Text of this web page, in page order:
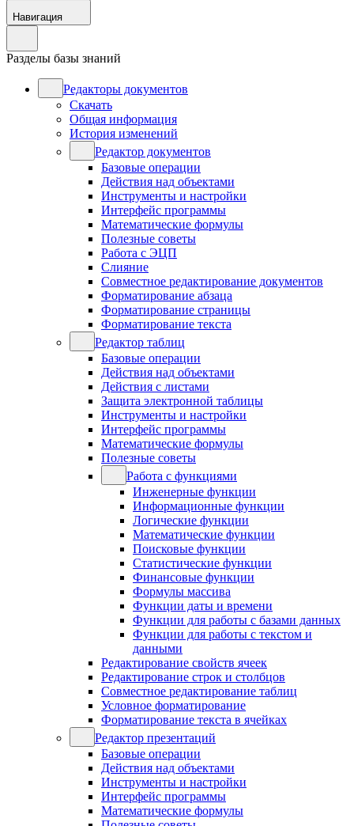
Навигация
Разделы базы знаний
Редакторы документов
Скачать
Общая информация
История изменений
Редактор документов
Базовые операции
Действия над объектами
Инструменты и настройки
Интерфейс программы
Математические формулы
Полезные советы
Работа с ЭЦП
Слияние
Совместное редактирование документов
Форматирование абзаца
Форматирование страницы
Форматирование текста
Редактор таблиц
Базовые операции
Действия над объектами
Действия с листами
Защита электронной таблицы
Инструменты и настройки
Интерфейс программы
Математические формулы
Полезные советы
Работа с функциями
Инженерные функции
Информационные функции
Логические функции
Математические функции
Поисковые функции
Статистические функции
Финансовые функции
Формулы массива
Функции даты и времени
Функции для работы с базами данных
Функции для работы с текстом и
данными
Редактирование свойств ячеек
Редактирование строк и столбцов
Совместное редактирование таблиц
Условное форматирование
Форматирование текста в ячейках
Редактор презентаций
Базовые операции
Действия над объектами
Инструменты и настройки
Интерфейс программы
Математические формулы